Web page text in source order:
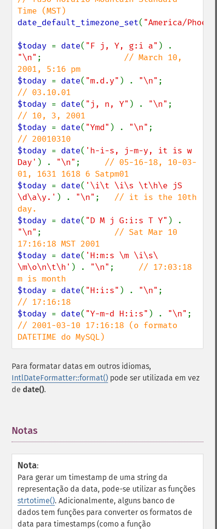
date_default_timezone_set( "America/
$today = date( "F j, Y, g:i a"
"\n" ; // March 10,
$today = date( "m.d.y" ) . "\n"
$today = date( "j, n, Y" ) . "\n"
$today = date( "Ymd" ) . "\n"
$today = date( 'h-i-s, j-m-y, it is w
Day' ) . "\n" ; // 05-16-18, 10-03-
$today = date( '\i\t \i\s \t\h\e jS
\d\a\y.' ) . "\n" ; // it is the 10th
$today = date( "D M j G:i:s T Y"
"\n" ; // Sat Mar 10
$today = date( 'H:m:s \m \i\s\
\m\o\n\t\h' ) . "\n" ; // 17:03:18
$today = date( "H:i:s" ) . "\n"
$today = date( "Y-m-d H:i:s" ) . "\n"
// 2001-03-10 17:16:18 (o formato
DATETIME do MySQL)
Para formatar datas em outros idiomas,
IntlDateFormatter::format() pode ser utilizada em vez
de date().
Notas
Nota:
Para gerar um timestamp de uma string da
representação da data, pode-se utilizar as funções
strtotime(). Adicionalmente, alguns banco de
dados tem funções para converter os formatos de
data para timestamps (como a função